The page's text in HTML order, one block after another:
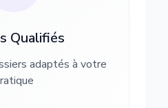
Qualifiés
adaptés à votre